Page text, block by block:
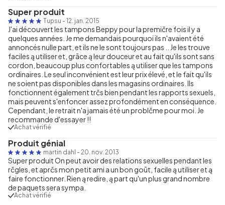
Super produit
Tupsu - 12. jan. 2015
J'ai découvert les tampons Beppy pour la premičre fois il y a
quelques années. Je me demandais pourquoi ils n'avaient été
annoncés nulle part, et ils ne le sont toujours pas .. Je les trouve
faciles ą utiliser et, grāce ą leur douceur et au fait qu'ils sont sans
cordon, beaucoup plus confortables ą utiliser que les tampons
ordinaires. Le seul inconvénient est leur prix élevé, et le fait qu'ils
ne soient pas disponibles dans les magasins ordinaires. Ils
fonctionnent également trčs bien pendant les rapports sexuels,
mais peuvent s'enfoncer assez profondément en conséquence.
Cependant, le retrait n'a jamais été un problčme pour moi. Je
recommande d'essayer !!
Achat vérifié
Produit génial
martin dahl - 20. nov. 2013
Super produit On peut avoir des relations sexuelles pendant les
rčgles, et aprčs mon petit ami a un bon goūt, facile ą utiliser et ą
faire fonctionner. Rien ą redire, ą part qu'un plus grand nombre
de paquets sera sympa.
Achat vérifié